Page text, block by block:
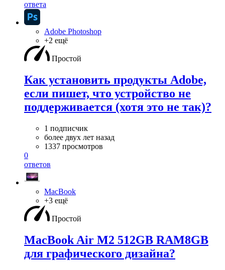
ответа
Adobe Photoshop
+2 ещё
Простой
Как установить продукты Adobe,
если пишет, что устройство не
поддерживается (хотя это не так)?
1 подписчик
более двух лет назад
1337 просмотров
0
ответов
MacBook
+3 ещё
Простой
MacBook Air M2 512GB RAM8GB
для графического дизайна?